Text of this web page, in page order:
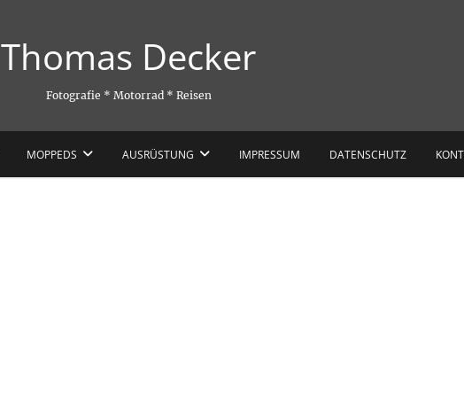
Thomas Decker
Fotografie * Motorrad * Reisen
MOPPEDS AUSRÜSTUNG IMPRESSUM DATENSCHUTZ